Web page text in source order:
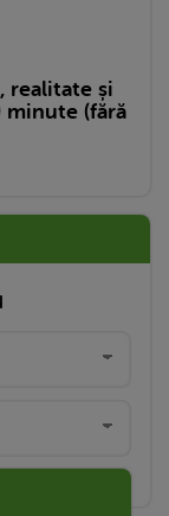
realitate și
(fără